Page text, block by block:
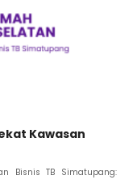
Kawasan
Bisnis TB Simatupang: